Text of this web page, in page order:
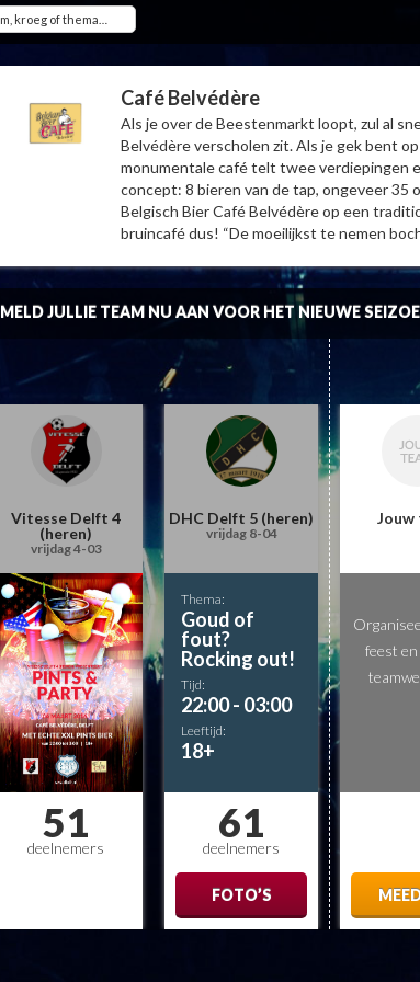
Café Belvédère
Als je over de Beestenmarkt loopt, zul al
Belvédère verscholen zit. Als je gek bent
monumentale café telt twee verdiepingen
concept: 8 bieren van de tap, ongeveer 35
Belgisch Bier Café Belvédère op een
bruincafé dus! “De moeilijkst te nemen
MELD JULLIE TEAM NU AAN VOOR HET NIEUWE
Vitesse Delft 4
(heren)
vrijdag 4-03
51
deelnemers
DHC Delft 5 (heren)
vrijdag 8-04
Thema:
Goud of
fout?
Rocking out!
Tijd:
22:00 - 03:00
Leeftijd:
18+
61
deelnemers
FOTO’S
Jouw
feest